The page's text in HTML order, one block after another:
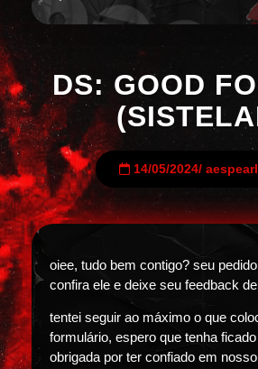
DS: GOOD
14/05/2024/ aespearl
oiee, tudo bem contigo? seu
confira ele e deixe seu feedback
tentei seguir ao máximo o que
formulário, espero que tenha
obrigada por ter confiado em